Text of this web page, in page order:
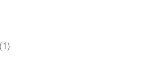
(1)